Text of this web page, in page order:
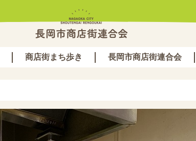
商店街まち歩き 長岡市商店街連合会